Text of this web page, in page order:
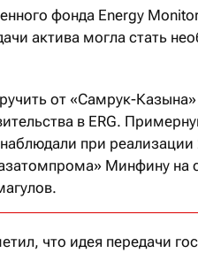
фонда Energy
актива могла стать
от «Самрук-Казына»
в ERG.
при реализации
Минфину на
что идея передачи